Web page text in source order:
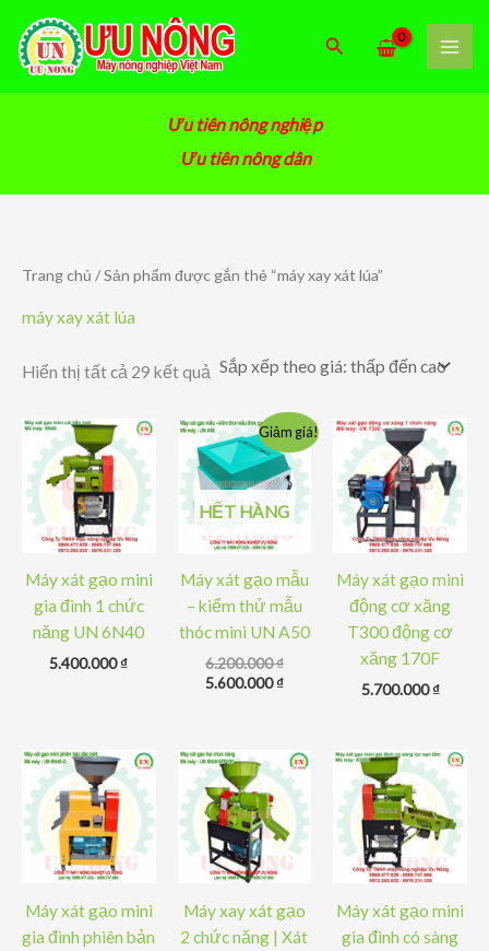
tới
nội
dung
Tìm
Ưu tiên nông nghiệp
Ưu tiên nông dân
Trang chủ / Sản phẩm được gắn thẻ “máy xay xát lúa”
máy xay xát lúa
Hiển thị tất cả 29 kết quả Đã
theo
giá:
thấp
đến
cao
Máy xát gạo mini
gia đình 1 chức
năng UN 6N40
5.400.000₫
Giảm giá!
HẾT HÀNG
Máy xát gạo mẫu
– kiểm thử mẫu
thóc mini UN A50
6.200.000₫Giá
gốc
5.600.000₫Giá
5.600.000 ₫.
Máy xát gạo mini
động cơ xăng
T300 động cơ
xăng 170F
5.700.000₫
Máy xát gạo mini
gia đình phiên bản
Máy xay xát gạo
2 chức năng | Xát
Máy xát gạo mini
gia đình có sàng